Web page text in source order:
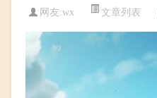
网友:wx 文章列表